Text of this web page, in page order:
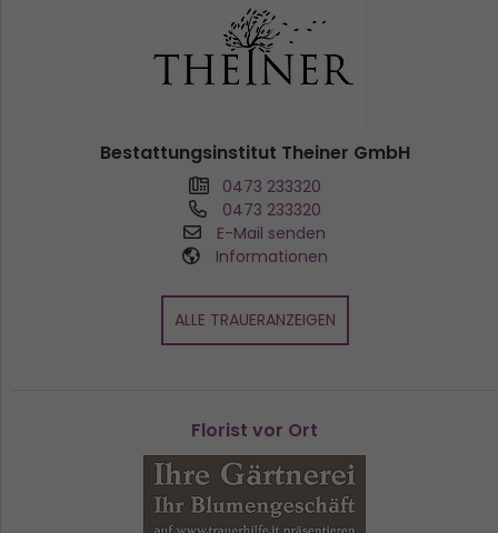
Bestattungsinstitut Theiner GmbH
0473 233320
0473 233320
E-Mail senden
Informationen
ALLE TRAUERANZEIGEN
Florist vor Ort